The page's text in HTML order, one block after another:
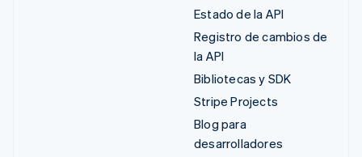
Estado de la API
Registro de cambios de
la API
Bibliotecas y SDK
Stripe Projects
Blog para
desarrolladores